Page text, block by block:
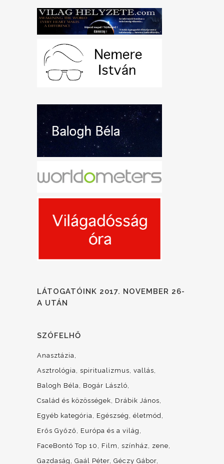
LÁTOGATÓINK 2017. NOVEMBER 26-
A UTÁN
SZÓFELHŐ
Anasztázia
Asztrológia, spiritualizmus, vallás
Balogh Béla
Bogár László
Család és közösségek
Drábik János
Egyéb kategória
Egészség, életmód
Erős Győző
Európa és a világ
FaceBontó Top 10
Film, színház, zene
Gazdaság
Gaál Péter Géczy Gábor